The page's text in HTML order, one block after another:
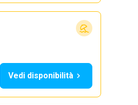
Vedi disponibilità